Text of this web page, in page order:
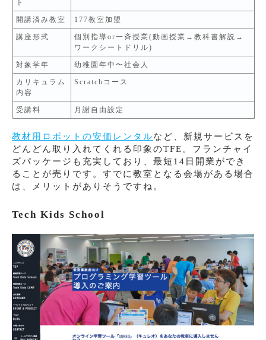
ト
開講済み教室 177教室加盟
講座形式
個別指導or一斉授業(動画授業→教科書解説→
ワークシートドリル)
対象学年 幼稚園年中〜社会人
カリキュラム
内容
Scratchコース
受講料 月謝自由設定
教材用ロボットの安価レンタルなど、新規サービスを
どんどん取り入れてくれる印象のTFE。フランチャイ
ズパッケージも充実しており、最短14日開業ができ
ることが売りです。すでに教室となる会場がある場合
は、メリットがありそうですね。
Tech Kids School